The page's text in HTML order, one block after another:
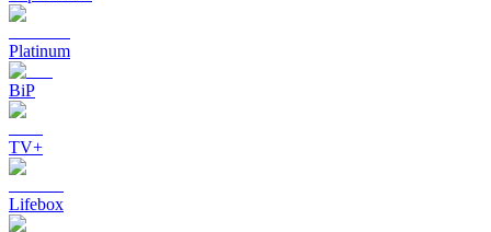
Platinum
BiP
TV+
Lifebox